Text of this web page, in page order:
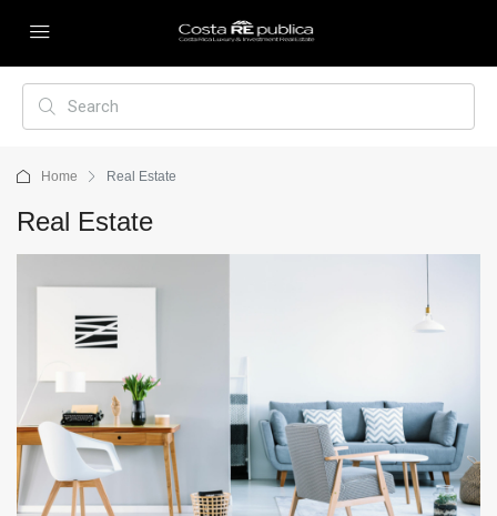
Home Real Estate
Real Estate